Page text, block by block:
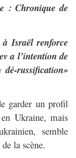
: Chronique de
Israël renforce
a l’intention de
russification»
garder un profil
Ukraine, mais
semble
la scène.